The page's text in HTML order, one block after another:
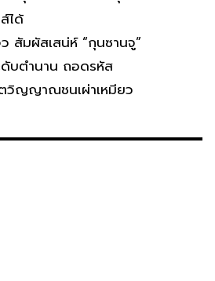
ได้
สัมผัสเสน่ห์ “กุนซานจู”
บตำนาน ถอดรหัส
วิญญาณชนเผ่าเหมียว